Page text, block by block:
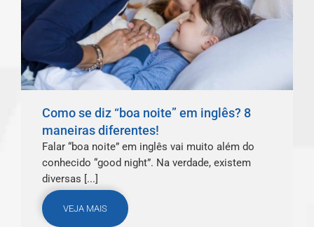
Como se diz “boa noite” em inglês? 8
maneiras diferentes!
Falar “boa noite” em inglês vai muito além do
conhecido “good night”. Na verdade, existem
diversas [...]
VEJA MAIS